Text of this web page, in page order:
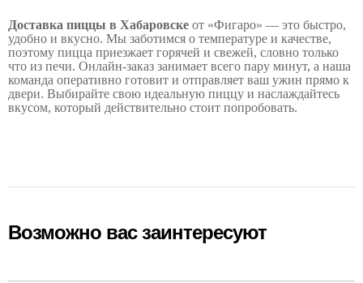
Доставка пиццы в Хабаровске от «Фигаро» — это быстро,
удобно и вкусно. Мы заботимся о температуре и качестве,
поэтому пицца приезжает горячей и свежей, словно только
что из печи. Онлайн-заказ занимает всего пару минут, а наша
команда оперативно готовит и отправляет ваш ужин прямо к
двери. Выбирайте свою идеальную пиццу и наслаждайтесь
вкусом, который действительно стоит попробовать.
Возможно вас заинтересуют